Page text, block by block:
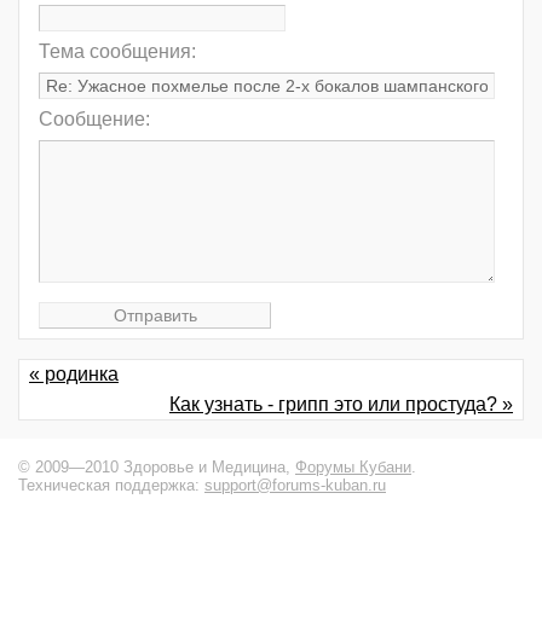
Тема сообщения:
Сообщение:
« родинка
Как узнать - грипп это или простуда? »
© 2009—2010 Здоровье и Медицина, Форумы Кубани
Техническая поддержка: support@forums-kuban.ru